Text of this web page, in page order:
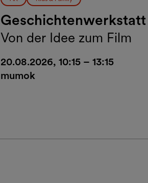
Geschichtenwerkstatt
Von der Idee zum Film
20.08.2026, 10:15 – 13:15
mumok